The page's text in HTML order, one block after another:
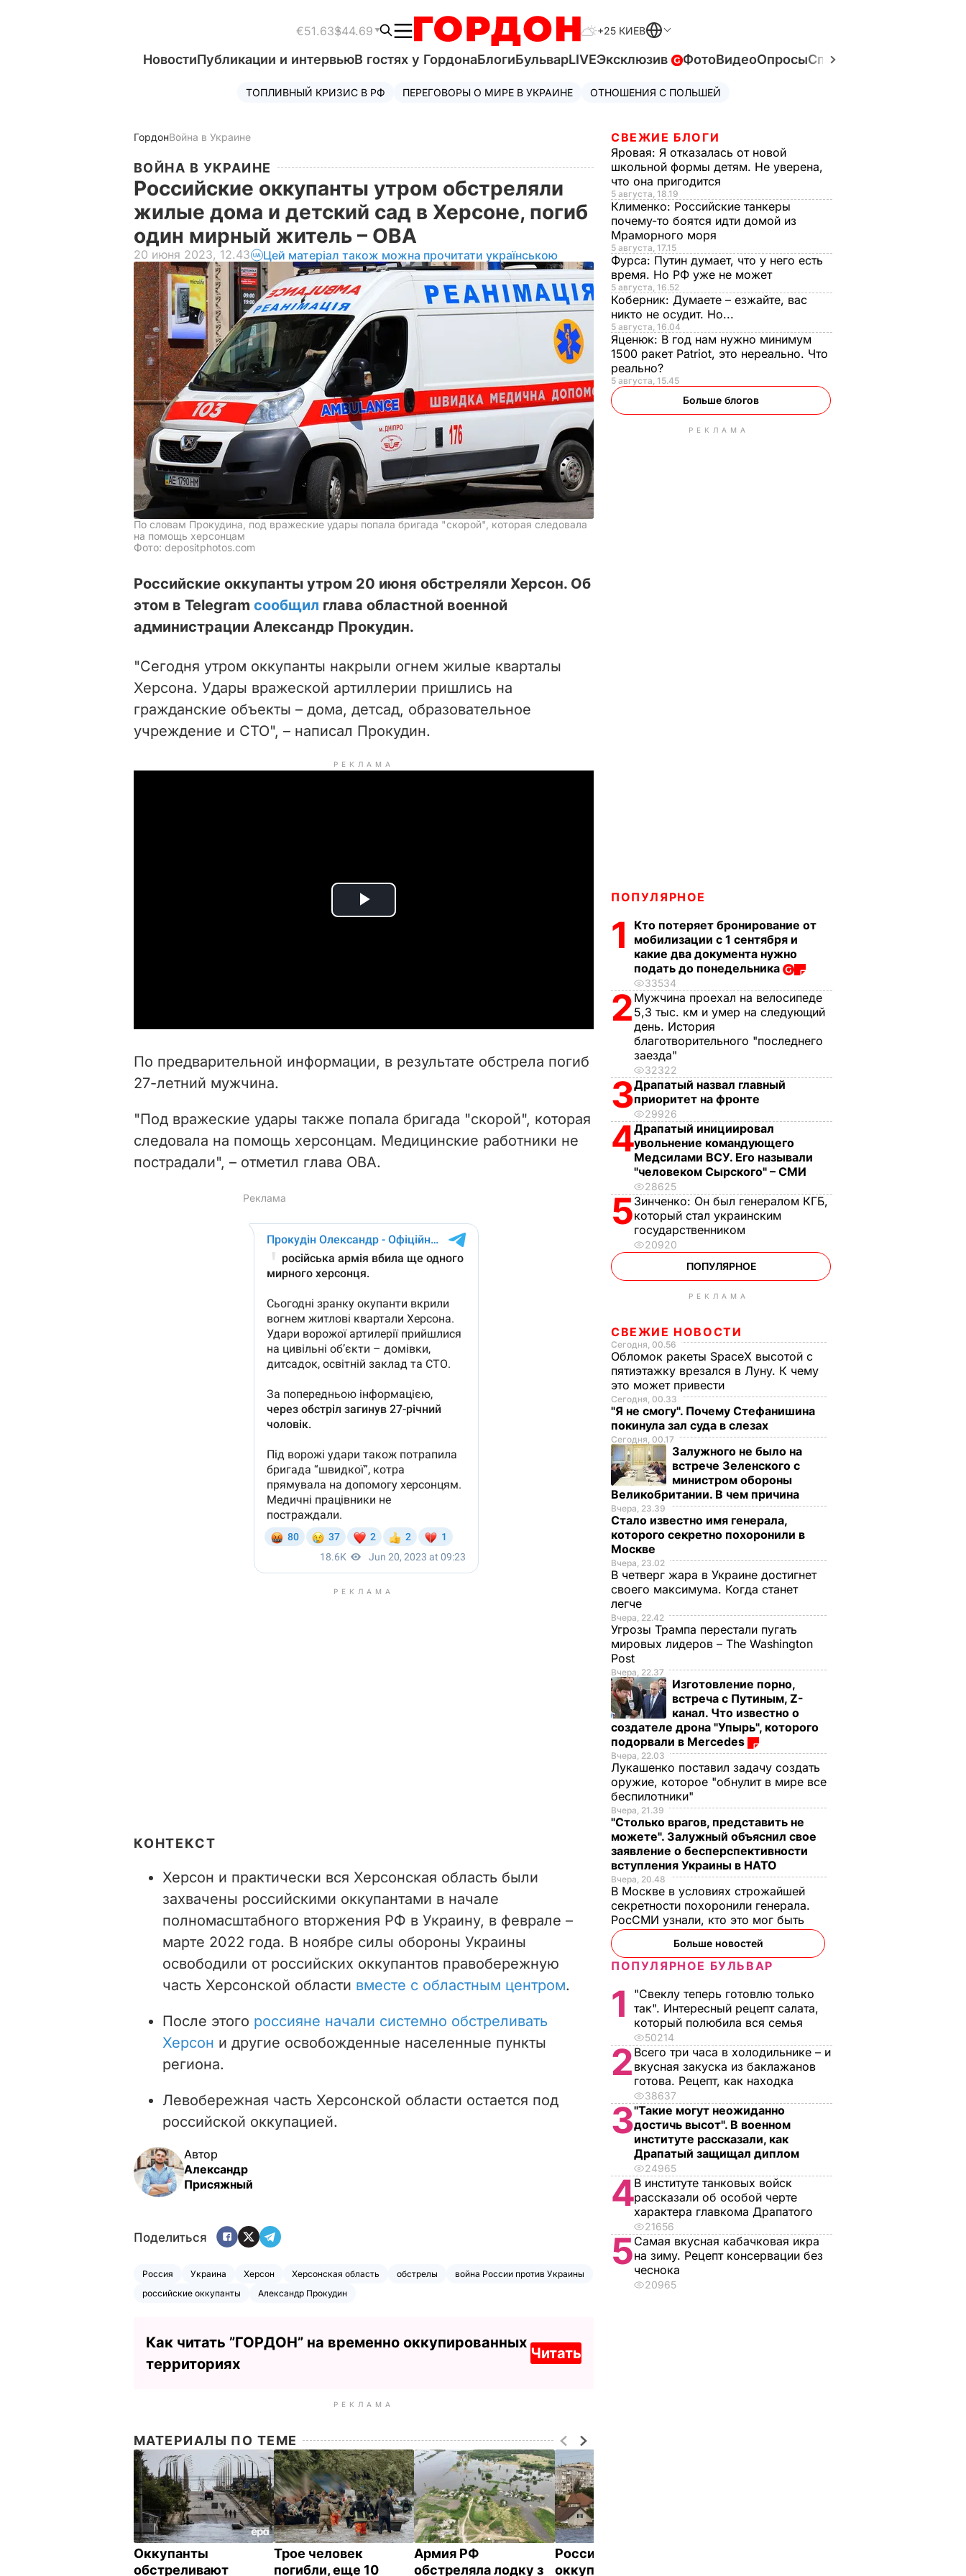
€51.63$44.69 +25 КИЕВ
НовостиПубликации и интервьюВ гостях у ГордонаБлогиБульварLIVEЭксклюзив ФотоВидеоОпросыСпецпроекты
ТОПЛИВНЫЙ КРИЗИС В РФ ПЕРЕГОВОРЫ О МИРЕ В УКРАИНЕ ОТНОШЕНИЯ С ПОЛЬШЕЙ
ГордонВойна в Украине
ВОЙНА В УКРАИНЕ
Российские оккупанты утром обстреляли
жилые дома и детский сад в Херсоне, погиб
один мирный житель – ОВА
20 июня 2023, 12.43 Цей матеріал також можна прочитати українською
По словам Прокудина, под вражеские удары попала бригада "скорой", которая следовала
на помощь херсонцам
Фото: depositphotos.com
Российские оккупанты утром 20 июня обстреляли Херсон. Об
этом в Telegram сообщил глава областной военной
администрации Александр Прокудин.
"Сегодня утром оккупанты накрыли огнем жилые кварталы
Херсона. Удары вражеской артиллерии пришлись на
гражданские объекты – дома, детсад, образовательное
учреждение и СТО", – написал Прокудин.
РЕКЛАМА
P
d
e
o
По предварительной информации, в результате обстрела погиб
27-летний мужчина.
"Под вражеские удары также попала бригада "скорой", которая
следовала на помощь херсонцам. Медицинские работники не
пострадали", – отметил глава ОВА.
РЕКЛАМА
КОНТЕКСТ
Херсон и практически вся Херсонская область были
захвачены российскими оккупантами в начале
полномасштабного вторжения РФ в Украину, в феврале –
марте 2022 года. В ноябре силы обороны Украины
освободили от российских оккупантов правобережную
часть Херсонской области вместе с областным центром.
После этого россияне начали системно обстреливать
Херсон и другие освобожденные населенные пункты
региона.
Левобережная часть Херсонской области остается под
российской оккупацией.
Автор
Александр
Присяжный
Поделиться
Россия Украина Херсон Херсонская область обстрелы
война России против Украины
российские оккупанты
Александр Прокудин
Как читать ”ГОРДОН” на временно оккупированных
территориях
Читать
РЕКЛАМА
МАТЕРИАЛЫ ПО ТЕМЕ
Оккупанты
обстреливают
Трое человек
погибли, еще 10
Армия РФ
обстреляла лодку з
Российские
оккупанты
СВЕЖИЕ БЛОГИ
Яровая: Я отказалась от новой
школьной формы детям. Не уверена,
что она пригодится
5 августа, 18.19
Клименко: Российские танкеры
почему-то боятся идти домой из
Мраморного моря
5 августа, 17.15
Фурса: Путин думает, что у него есть
время. Но РФ уже не может
5 августа, 16.52
Коберник: Думаете – езжайте, вас
никто не осудит. Но...
5 августа, 16.04
Яценюк: В год нам нужно минимум
1500 ракет Patriot, это нереально. Что
реально?
5 августа, 15.45
Больше блогов
РЕКЛАМА
ПОПУЛЯРНОЕ
1
Кто потеряет бронирование от
мобилизации с 1 сентября и
какие два документа нужно
подать до понедельника
33534
2 Мужчина проехал на велосипеде
5,3 тыс. км и умер на следующий
день. История
благотворительного "последнего
заезда"
32322
3Драпатый назвал главный
приоритет на фронте
29926
4Драпатый инициировал
увольнение командующего
Медсилами ВСУ. Его называли
"человеком Сырского" – СМИ
28625
5Зинченко: Он был генералом КГБ,
который стал украинским
государственником
20920
ПОПУЛЯРНОЕ
РЕКЛАМА
СВЕЖИЕ НОВОСТИ
Сегодня, 00.56
Обломок ракеты SpaceX высотой с
пятиэтажку врезался в Луну. К чему
это может привести
Сегодня, 00.33
"Я не смогу". Почему Стефанишина
покинула зал суда в слезах
Сегодня, 00.17
Залужного не было на
встрече Зеленского с
министром обороны
Великобритании. В чем причина
Вчера, 23.39
Стало известно имя генерала,
которого секретно похоронили в
Москве
Вчера, 23.02
В четверг жара в Украине достигнет
своего максимума. Когда станет
легче
Вчера, 22.42
Угрозы Трампа перестали пугать
мировых лидеров – The Washington
Post
Вчера, 22.37
Изготовление порно,
встреча с Путиным, Z-
канал. Что известно о
создателе дрона "Упырь", которого
подорвали в Mercedes
Вчера, 22.03
Лукашенко поставил задачу создать
оружие, которое "обнулит в мире все
беспилотники"
Вчера, 21.39
"Столько врагов, представить не
можете". Залужный объяснил свое
заявление о бесперспективности
вступления Украины в НАТО
Вчера, 20.48
В Москве в условиях строжайшей
секретности похоронили генерала.
РосСМИ узнали, кто это мог быть
Больше новостей
ПОПУЛЯРНОЕ БУЛЬВАР
1
"Свеклу теперь готовлю только
так". Интересный рецепт салата,
который полюбила вся семья
50214
2 Всего три часа в холодильнике – и
вкусная закуска из баклажанов
готова. Рецепт, как находка
38637
3"Такие могут неожиданно
достичь высот". В военном
институте рассказали, как
Драпатый защищал диплом
24965
4В институте танковых войск
рассказали об особой черте
характера главкома Драпатого
21656
5Самая вкусная кабачковая икра
на зиму. Рецепт консервации без
чеснока
20965